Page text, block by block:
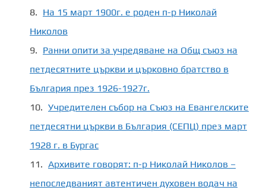
На 15 март 1900г. е роден п-р Николай
Николов
Ранни опити за учредяване на Общ съюз на
петдесятните църкви и църковно братство в
България през 1926-1927г.
Учредителен събор на Съюз на Евангелските
петдесятни църкви в България (СЕПЦ) през март
1928 г. в Бургас
Архивите говорят: п-р Николай Николов –
непоследваният автентичен духовен водач на